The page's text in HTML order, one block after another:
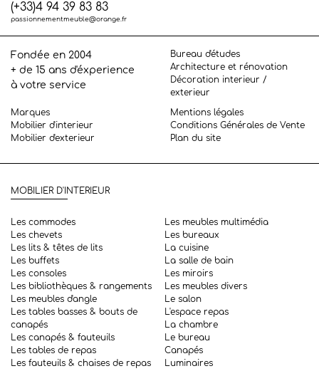
(+33)4 94 39 83 83
passionnementmeuble@orange.fr
Fondée en 2004
+ de 15 ans d'éxperience
à votre service
Bureau d'études
Architecture et rénovation
Décoration interieur /
exterieur
Marques
Mobilier d'interieur
Mobilier d'exterieur
Mentions légales
Conditions Générales de Vente
Plan du site
MOBILIER D'INTERIEUR
Les commodes
Les chevets
Les lits & têtes de lits
Les buffets
Les consoles
Les bibliothèques & rangements
Les meubles d'angle
Les tables basses & bouts de
canapés
Les canapés & fauteuils
Les tables de repas
Les fauteuils & chaises de repas
Les meubles multimédia
Les bureaux
La cuisine
La salle de bain
Les miroirs
Les meubles divers
Le salon
L'espace repas
La chambre
Le bureau
Canapés
Luminaires